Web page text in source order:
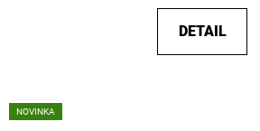
DETAIL
NOVINKA